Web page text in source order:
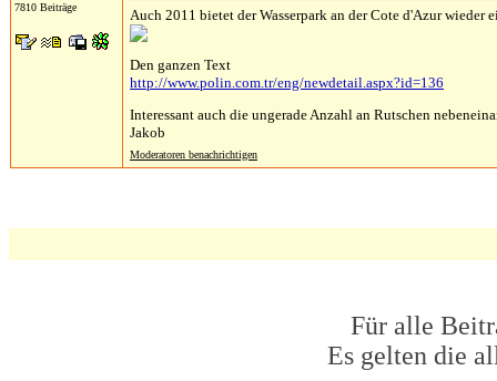
7810 Beiträge Auch 2011 bietet der Wasserpark an der Cote d'Azur wieder
Den ganzen Text
http://www.polin.com.tr/eng/newdetail.aspx?id=136
Interessant auch die ungerade Anzahl an Rutschen
Jakob
Moderatoren benachrichtigen
Für alle
Es gelten die